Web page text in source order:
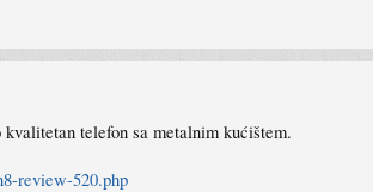
telefon sa metalnim kućištem.
review-520.php